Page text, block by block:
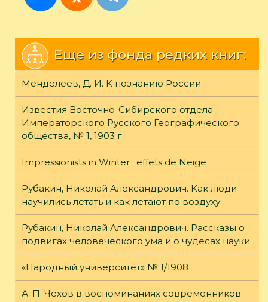
Еще из фонда редких книг:
Менделеев, Д. И. К познанию России
Известия Восточно-Сибирского отдела
Императорского Русского Географического
общества, № 1, 1903 г.
Impressionists in Winter : effets de Neige
Рубакин, Николай Александрович. Как люди
научились летать и как летают по воздуху
Рубакин, Николай Александрович. Рассказы о
подвигах человеческого ума и о чудесах науки
«Народный университет» № 1/1908
А. П. Чехов в воспоминаниях современников